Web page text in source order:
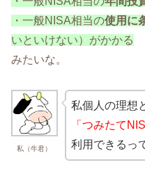
・一般NISA相当の使用に
いといけない）がかかる
みたいな。
私（牛君）
私個人の理想
「つみたて
利用できるっ